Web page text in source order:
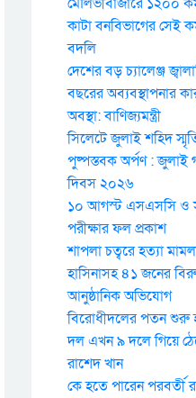
কাটা বনবিভাগের সেই
বদলি
দেশের বড় চ্যালেঞ্জ
বছরের অব্যবস্থাপনার
অবস্থা: বাণিজ্যমন্ত্রী
সিলেটে জুলাই শহিদ
পুষ্পস্তবক অর্পণ : জুলাই
দিবস ২০২৬
১০ আগস্ট এসএসসি ও
পরীক্ষার ফল প্রকাশ
শাপলা চত্বরে হত্যা
হাসিনাসহ ৪১ জনের
আনুষ্ঠানিক অভিযোগ
বিরোধীদলের পতন শুরু
দল এখন ৯ দলে গিয়ে
রাশেদ খান
কে হতে পারেন পরবর্তী